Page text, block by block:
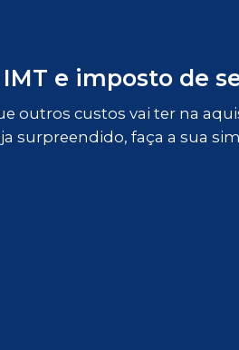
e imposto de
outros custos vai ter na
surpreendido, faça a sua